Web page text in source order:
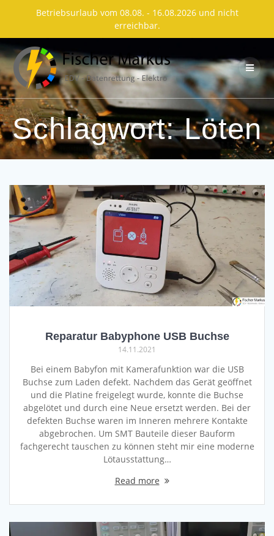
Betriebsurlaub vom 08.08. - 16.08.2026 und nicht
erreichbar.
to
content
Schlagwort:Löten
Reparatur Babyphone USB Buchse
14.11.2021
Bei einem Babyfon mit Kamerafunktion war die USB
Buchse zum Laden defekt. Nachdem das Gerät geöffnet
und die Platine freigelegt wurde, konnte die Buchse
abgelötet und durch eine Neue ersetzt werden. Bei der
defekten Buchse waren im Inneren mehrere Kontakte
abgebrochen. Um SMT Bauteile dieser Bauform
fachgerecht tauschen zu können steht mir eine moderne
Lötausstattung…
Read more